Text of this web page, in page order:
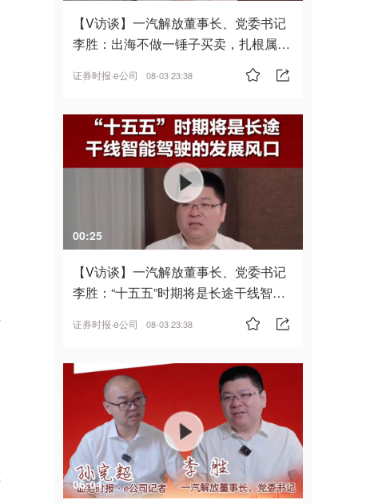
【V访谈】一汽解放董事长、党委书记
李胜：出海不做一锤子买卖，扎根属
证券时报·e公司 08-03 23:38
00:25
【V访谈】一汽解放董事长、党委书记
李胜：“十五五”时期将是长途干线智能
证券时报·e公司 08-03 23:38
06:04